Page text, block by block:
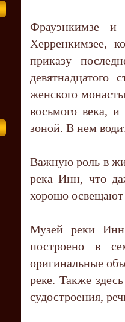
Фрауэнкимзе и
Херренкимзее,
приказу
женского
восьмого века, и
зоной. В нем
Важную роль в
река Инн, что
хорошо освещают
Музей реки Инн
построено в
оригинальные
реке. Также
судостроения,